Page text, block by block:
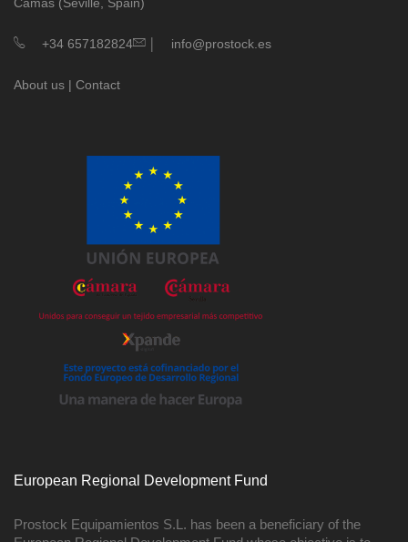
+34 657182824 | info@prostock.es
About us | Contact
European Regional Development Fund
Prostock Equipamientos S.L. has been a beneficiary of the